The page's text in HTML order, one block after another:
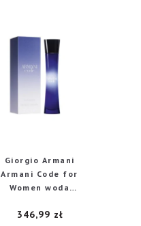
Giorgio Armani
Armani Code for
Women woda
ml
346,99 zł